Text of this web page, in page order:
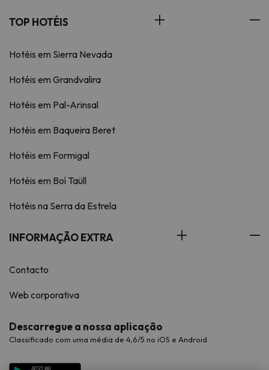
TOP HOTÉIS
Hotéis em Sierra Nevada
Hotéis em Grandvalira
Hotéis em Pal-Arinsal
Hotéis em Baqueira Beret
Hotéis em Formigal
Hotéis em Boí Taüll
Hotéis na Serra da Estrela
INFORMAÇÃO EXTRA
Contacto
Web corporativa
Descarregue a nossa aplicação
Classificado com uma média de 4,6/5 no iOS e Android.